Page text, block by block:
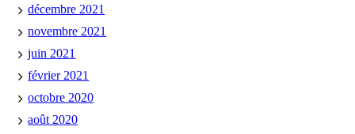
décembre 2021
novembre 2021
juin 2021
février 2021
octobre 2020
août 2020